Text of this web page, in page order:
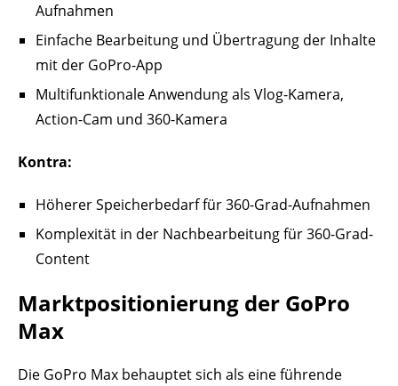
Aufnahmen
Einfache Bearbeitung und Übertragung der Inhalte
mit der GoPro-App
Multifunktionale Anwendung als Vlog-Kamera,
Action-Cam und 360-Kamera
Kontra:
Höherer Speicherbedarf für 360-Grad-Aufnahmen
Komplexität in der Nachbearbeitung für 360-Grad-
Content
Marktpositionierung der GoPro
Max
Die GoPro Max behauptet sich als eine führende